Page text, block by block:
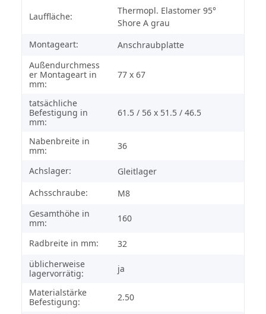
Lauffläche:
Thermopl. Elastomer 95°
Shore A grau
Montageart:
Anschraubplatte
Außendurchmess
er Montageart in
mm:
77 x 67
tatsächliche
Befestigung in
mm:
61.5 / 56 x 51.5 / 46.5
Nabenbreite in
mm:
36
Achslager:
Gleitlager
Achsschraube:
M8
Gesamthöhe in
mm:
160
Radbreite in mm:
32
üblicherweise
lagervorrätig:
ja
Materialstärke
Befestigung:
2.50